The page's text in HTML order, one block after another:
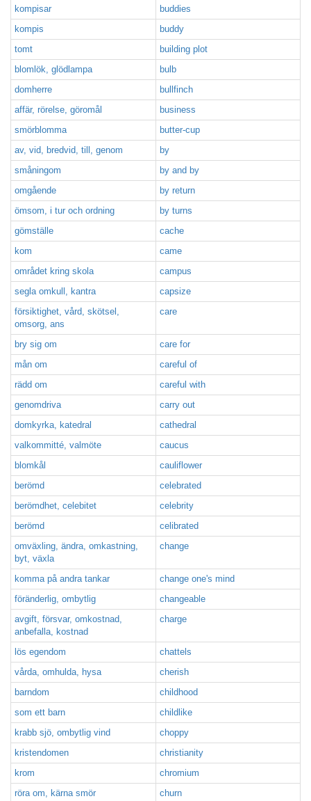
kompisar
buddies
kompis
buddy
tomt
building plot
blomlök, glödlampa
bulb
domherre
bullfinch
affär, rörelse, göromål
business
smörblomma
butter-cup
av, vid, bredvid, till, genom
by
småningom
by and by
omgående
by return
ömsom, i tur och ordning
by turns
gömställe
cache
kom
came
området kring skola
campus
segla omkull, kantra
capsize
försiktighet, vård, skötsel,
omsorg, ans
care
bry sig om
care for
mån om
careful of
rädd om
careful with
genomdriva
carry out
domkyrka, katedral
cathedral
valkommitté, valmöte
caucus
blomkål
cauliflower
berömd
celebrated
berömdhet, celebitet
celebrity
berömd
celibrated
omväxling, ändra, omkastning,
byt, växla
change
komma på andra tankar
change one's mind
föränderlig, ombytlig
changeable
avgift, försvar, omkostnad,
anbefalla, kostnad
charge
lös egendom
chattels
vårda, omhulda, hysa
cherish
barndom
childhood
som ett barn
childlike
krabb sjö, ombytlig vind
choppy
kristendomen
christianity
krom
chromium
röra om, kärna smör
churn